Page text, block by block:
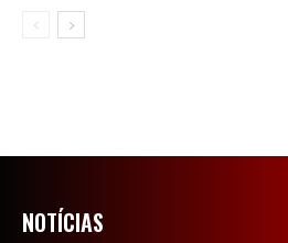
NOTÍCIAS